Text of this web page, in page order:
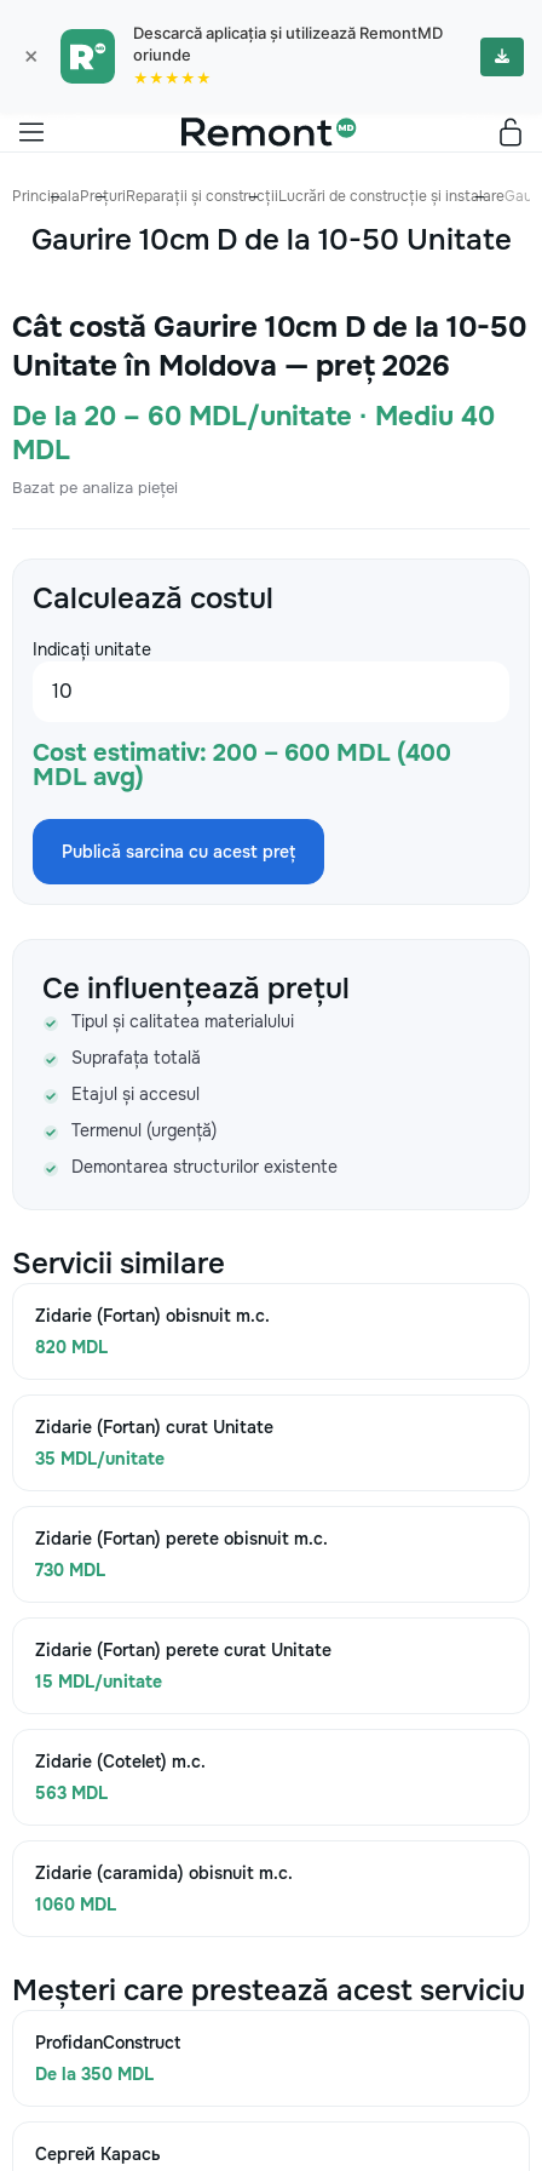
×
Descarcă aplicația și utilizează RemontMD
oriunde
★★★★★
PrincipalaPrețuriReparații și construcțiiLucrări de construcție și instalare
Gaurire 10cm D de la 10-50 Unitate
Cât costă Gaurire 10cm D de la 10-50
Unitate în Moldova — preț 2026
De la 20 – 60 MDL/unitate · Mediu 40
MDL
Bazat pe analiza pieței
Calculează costul
Indicați unitate
Cost estimativ: 200 – 600 MDL (400
MDL avg)
Publică sarcina cu acest preț
Ce influențează prețul
Tipul și calitatea materialului
Suprafața totală
Etajul și accesul
Termenul (urgență)
Demontarea structurilor existente
Servicii similare
Zidarie (Fortan) obisnuit m.c.
820 MDL
Zidarie (Fortan) curat Unitate
35 MDL/unitate
Zidarie (Fortan) perete obisnuit m.c.
730 MDL
Zidarie (Fortan) perete curat Unitate
15 MDL/unitate
Zidarie (Cotelet) m.c.
563 MDL
Zidarie (caramida) obisnuit m.c.
1060 MDL
Meșteri care prestează acest serviciu
ProfidanConstruct
De la 350 MDL
Сергей Карась